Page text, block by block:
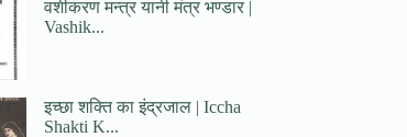
वशीकरण मन्त्र यानी मंत्र भण्डार |
Vashik...
इच्छा शक्ति का इंद्रजाल | Iccha
Shakti K...